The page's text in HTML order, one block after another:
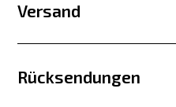
Versand
Rücksendungen